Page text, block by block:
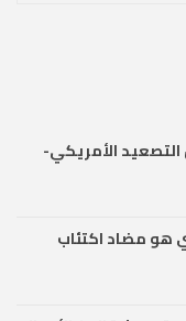
الأمريكي-
هو مضاد اكتئاب